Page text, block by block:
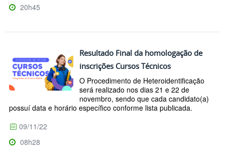
20h45
Resultado Final da homologação de
inscrições Cursos Técnicos
O Procedimento de Heteroidentificação
será realizado nos dias 21 e 22 de
novembro, sendo que cada candidato(a)
possuí data e horário específico conforme lista publicada.
09/11/22
08h28